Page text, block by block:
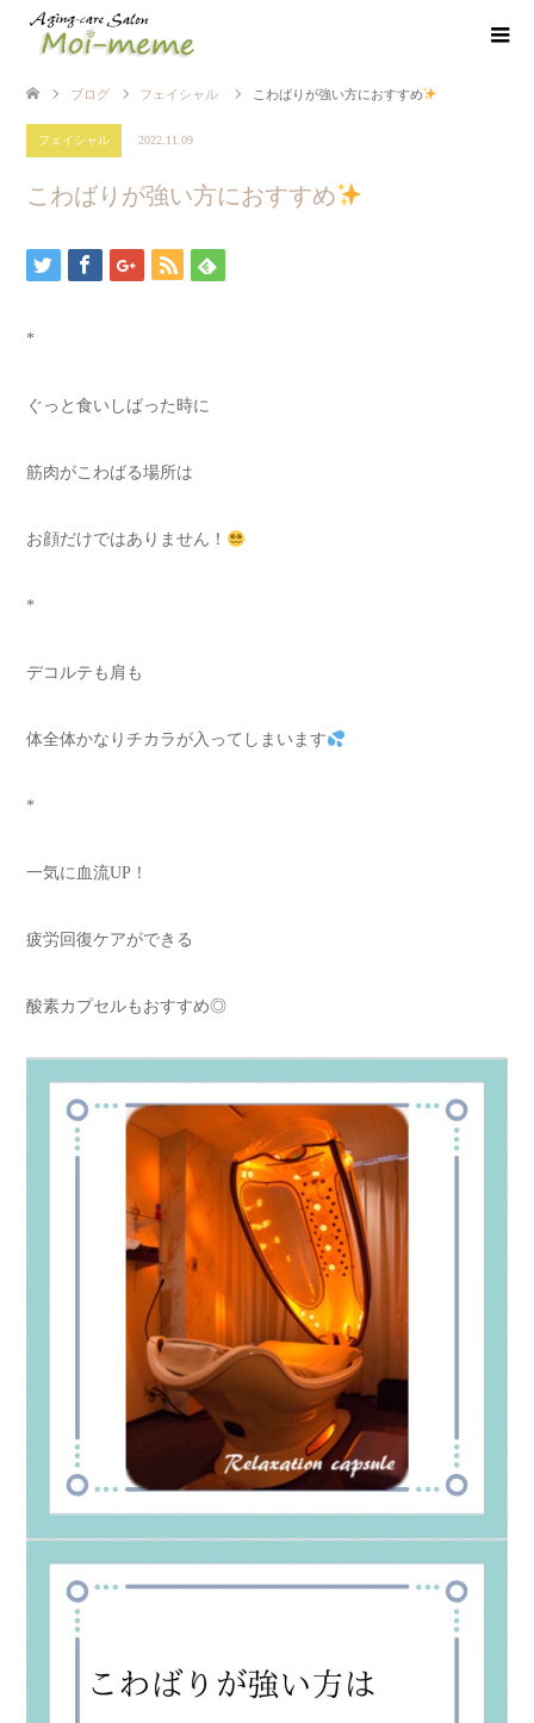
ブログ フェイシャル こわばりが強い方におすすめ
フェイシャル 2022.11.09
こわばりが強い方におすすめ
*
ぐっと食いしばった時に
筋肉がこわばる場所は
お顔だけではありません！
*
デコルテも肩も
体全体かなりチカラが入ってしまいます
*
一気に血流UP！
疲労回復ケアができる
酸素カプセルもおすすめ◎